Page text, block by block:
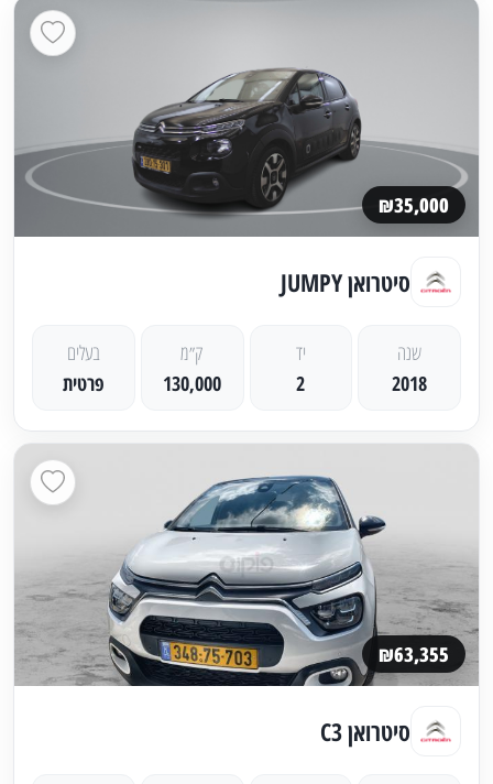
₪35,000
סיטרואן JUMPY
שנה
2018
יד
2
ק״מ
130,000
בעלים
פרטית
₪63,355
סיטרואן C3